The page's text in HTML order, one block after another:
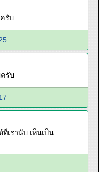
รับ
ครับ
ที่เรานับ เห็นเป็น